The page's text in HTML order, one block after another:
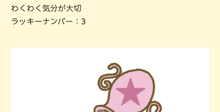
わくわく気分が大切
ラッキーナンバー：3